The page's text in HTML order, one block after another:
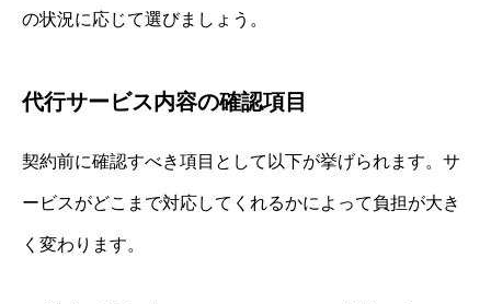
の状況に応じて選びましょう。
代行サービス内容の確認項目
契約前に確認すべき項目として以下が挙げられます。サ
ービスがどこまで対応してくれるかによって負担が大き
く変わります。